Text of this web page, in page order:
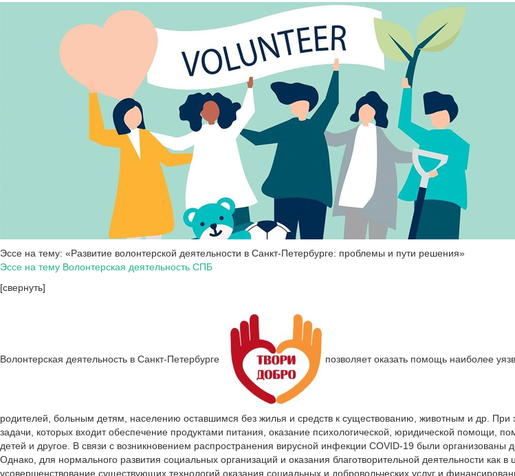
Эссе на тему: «Развитие волонтерской деятельности в Санкт-Петербурге: проблемы и пути решения»
Эссе на тему Волонтерская деятельность СПБ
[свернуть]
Волонтерская деятельность в Санкт-Петербурге позволяет оказать помощь наиболее
родителей, больным детям, населению оставшимся без жилья и средств к существованию, животным и др.
задачи, которых входит обеспечение продуктами питания, оказание психологической, юридической помощи,
детей и другое. В связи с возникновением распространения вирусной инфекции COVID-19 были организованы
Однако, для нормального развития социальных организаций и оказания благотворительной деятельности как
усовершенствование существующих технологий оказания социальных и добровольческих услуг и